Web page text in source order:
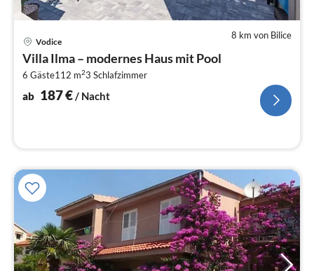
8 km von Bilice
Vodice
Villa Ilma – modernes Haus mit Pool
6 Gäste112 m23 Schlafzimmer
ab 187€/ Nacht